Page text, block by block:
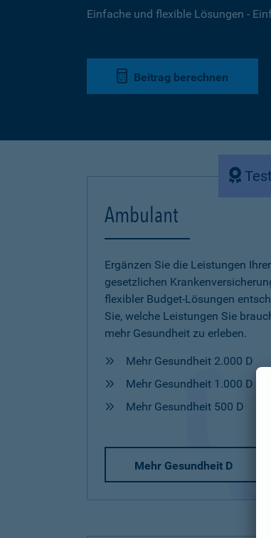
Einfache und flexible Lösungen -
Beitrag berechnen
Ambulant
Ergänzen Sie die Leistungen Ihrer
gesetzlichen
flexibler Budget-Lösungen
Sie, welche Leistungen Sie
mehr Gesundheit zu erleben.
Mehr Gesundheit 2.000 D
Mehr Gesundheit 1.000 D
Mehr Gesundheit 500 D
Mehr Gesundheit D